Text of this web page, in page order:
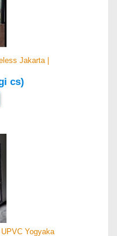
Jakarta |
cs)
Yogyaka